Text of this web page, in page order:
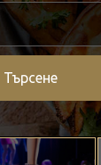
Търсене